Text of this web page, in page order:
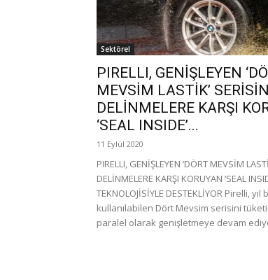
Sektörel
PIRELLI, GENİŞLEYEN
MEVSİM LASTİK’
DELİNMELERE KARŞI
‘SEAL INSIDE’...
11 Eylül 2020
PIRELLI, GENİŞLEYEN ‘DÖRT MEVSİM
DELİNMELERE KARŞI KORUYAN ‘SEAL
TEKNOLOJİSİYLE DESTEKLİYOR Pirelli, yıl
kullanılabilen Dört Mevsim serisini
paralel olarak genişletmeye devam